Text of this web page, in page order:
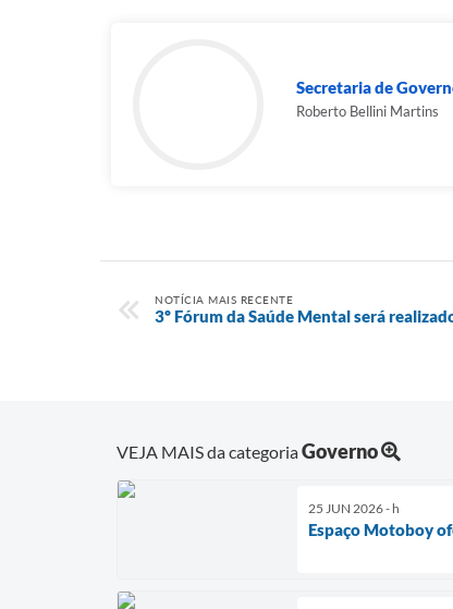
Secretaria de
Roberto Bellini Martins
NOTÍCIA MAIS RECENTE
3º Fórum da Saúde Mental será
VEJA MAIS da categoriaGoverno
25 JUN 2026 - h
Espaço Motoboy